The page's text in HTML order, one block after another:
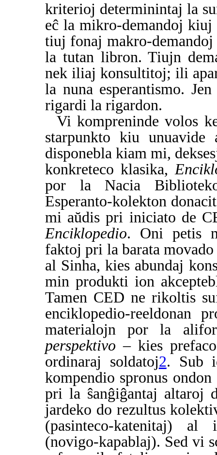
kriterioj determinintaj la
eĉ la mikro-demandoj
tiuj fonaj makro-
la tutan libron. Tiujn
nek iliaj konsultitoj; ili
la nuna esperantismo.
rigardi la rigardon.
Vi kompreninde volos
starpunkto kiu unuavide
disponebla kiam mi,
konkreteco klasika,
por la Nacia
Esperanto-kolekton
mi aŭdis pri iniciato de
Enciklopedio. Oni petis
faktoj pri la barata
al Sinha, kies abundaj
min produkti ion
Tamen CED ne rikoltis
enciklopedio-reeldonan
materialojn por la
perspektivo – kies
ordinaraj soldatoj2. Sub
kompendio spronus
pri la ŝanĝiĝantaj altaroj
jardeko do rezultus
(pasinteco-katenitaj) al
(novigo-kapablaj). Sed vi